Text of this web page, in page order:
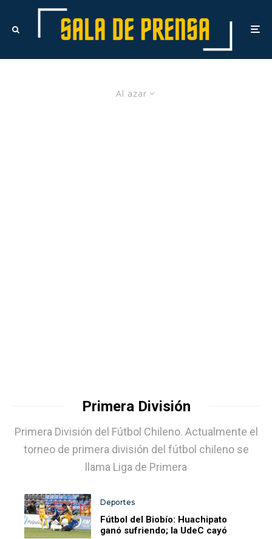
Al azar
Primera División
Primera División del Fútbol Chileno. Actualmente el
torneo de primera división del fútbol chileno se
llama Liga de Primera
Deportes
Fútbol del Biobío: Huachipato
ganó sufriendo; la UdeC cayó